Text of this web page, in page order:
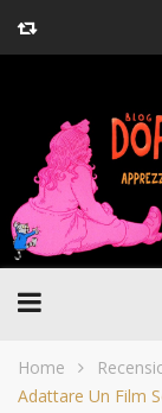
Home
Adattare Un Film